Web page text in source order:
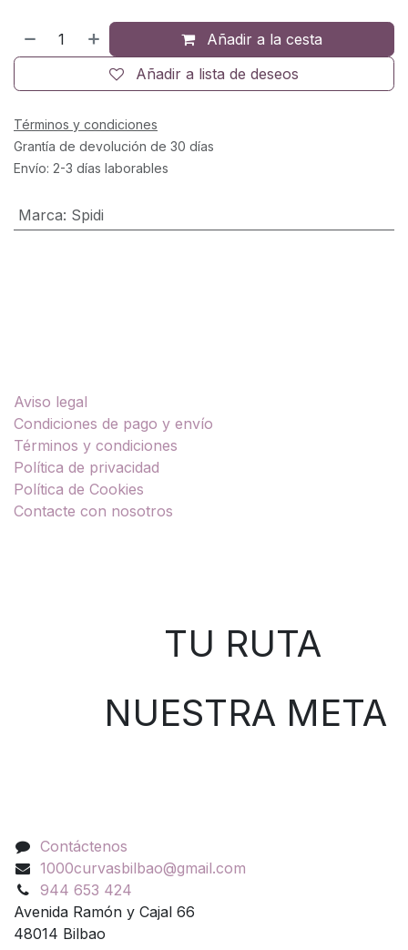
Añadir a la cesta
Añadir a lista de deseos
Términos y condiciones
Grantía de devolución de 30 días
Envío: 2-3 días laborables
Marca: Spidi
Aviso legal
Condiciones de pago y envío
Términos y condiciones
Política de privacidad
Política de Cookies
Contacte con nosotros
TU RUTA
NUESTRA META
Contáctenos
1000curvasbilbao@gmail.com
944 653 424
Avenida Ramón y Cajal 66
48014 Bilbao